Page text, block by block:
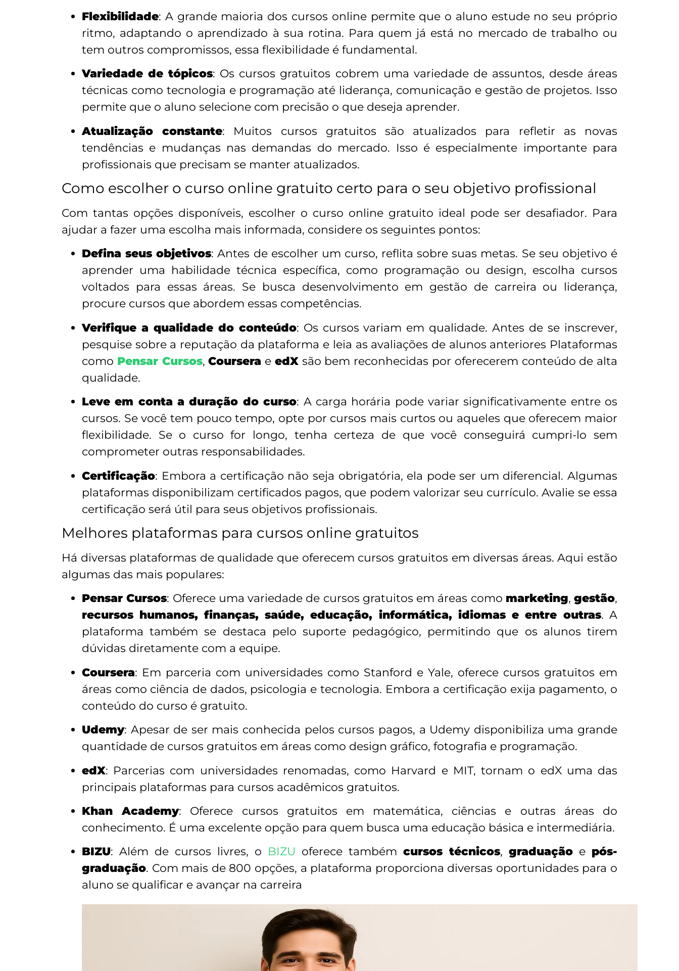
Flexibilidade: A grande maioria dos cursos online permite que o aluno estude no seu próprio
ritmo, adaptando o aprendizado à sua rotina. Para quem já está no mercado de trabalho ou
tem outros compromissos, essa flexibilidade é fundamental.
Variedade de tópicos: Os cursos gratuitos cobrem uma variedade de assuntos, desde áreas
técnicas como tecnologia e programação até liderança, comunicação e gestão de projetos. Isso
permite que o aluno selecione com precisão o que deseja aprender.
Atualização constante: Muitos cursos gratuitos são atualizados para refletir as novas
tendências e mudanças nas demandas do mercado. Isso é especialmente importante para
profissionais que precisam se manter atualizados.
Como escolher o curso online gratuito certo para o seu objetivo profissional
Com tantas opções disponíveis, escolher o curso online gratuito ideal pode ser desafiador. Para
ajudar a fazer uma escolha mais informada, considere os seguintes pontos:
Defina seus objetivos: Antes de escolher um curso, reflita sobre suas metas. Se seu objetivo é
aprender uma habilidade técnica específica, como programação ou design, escolha cursos
voltados para essas áreas. Se busca desenvolvimento em gestão de carreira ou liderança,
procure cursos que abordem essas competências.
Verifique a qualidade do conteúdo: Os cursos variam em qualidade. Antes de se inscrever,
pesquise sobre a reputação da plataforma e leia as avaliações de alunos anteriores Plataformas
como Pensar Cursos,Coursera e edXsão bem reconhecidas por oferecerem conteúdo de alta
qualidade.
Leve em conta a duração do curso: A carga horária pode variar significativamente entre os
cursos. Se você tem pouco tempo, opte por cursos mais curtos ou aqueles que oferecem maior
flexibilidade. Se o curso for longo, tenha certeza de que você conseguirá cumpri-lo sem
comprometer outras responsabilidades.
Certificação: Embora a certificação não seja obrigatória, ela pode ser um diferencial. Algumas
plataformas disponibilizam certificados pagos, que podem valorizar seu currículo. Avalie se essa
certificação será útil para seus objetivos profissionais.
Melhores plataformas para cursos online gratuitos
Há diversas plataformas de qualidade que oferecem cursos gratuitos em diversas áreas. Aqui estão
algumas das mais populares:
Pensar Cursos: Oferece uma variedade de cursos gratuitos em áreas como marketing, gestão,
recursos humanos, finanças, saúde, educação, informática, idiomas e entre outras. A
plataforma também se destaca pelo suporte pedagógico, permitindo que os alunos tirem
dúvidas diretamente com a equipe.
Coursera: Em parceria com universidades como Stanford e Yale, oferece cursos gratuitos em
áreas como ciência de dados, psicologia e tecnologia. Embora a certificação exija pagamento, o
conteúdo do curso é gratuito.
Udemy: Apesar de ser mais conhecida pelos cursos pagos, a Udemy disponibiliza uma grande
quantidade de cursos gratuitos em áreas como design gráfico, fotografia e programação.
edX: Parcerias com universidades renomadas, como Harvard e MIT, tornam o edX uma das
principais plataformas para cursos acadêmicos gratuitos.
Khan Academy: Oferece cursos gratuitos em matemática, ciências e outras áreas do
conhecimento. É uma excelente opção para quem busca uma educação básica e intermediária.
BIZU: Além de cursos livres, o BIZU oferece também cursos técnicos, graduação e pós-
graduação. Com mais de 800 opções, a plataforma proporciona diversas oportunidades para o
aluno se qualificar e avançar na carreira